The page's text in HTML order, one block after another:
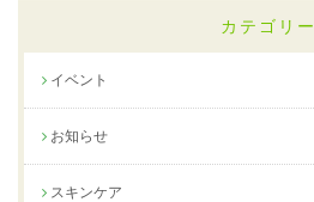
カテゴリー
イベント
お知らせ
スキンケア